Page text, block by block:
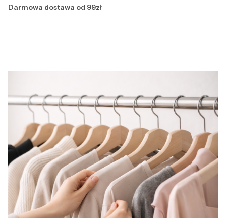
Darmowa dostawa od 99zł